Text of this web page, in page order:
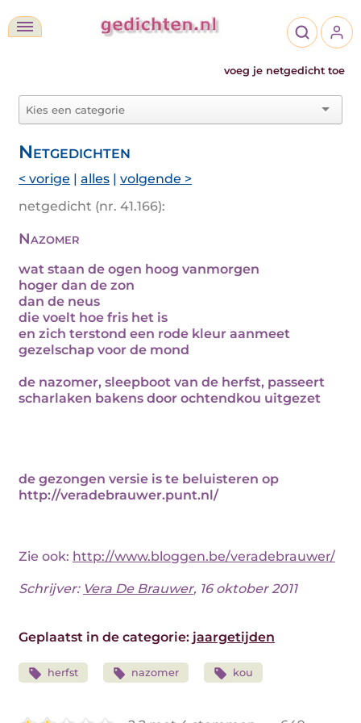
voeg je netgedicht toe
Netgedichten
< vorige | alles | volgende >
netgedicht (nr. 41.166):
Nazomer
wat staan de ogen hoog vanmorgen
hoger dan de zon
dan de neus
die voelt hoe fris het is
en zich terstond een rode kleur aanmeet
gezelschap voor de mond
de nazomer, sleepboot van de herfst, passeert
scharlaken bakens door ochtendkou uitgezet
de gezongen versie is te beluisteren op
http://veradebrauwer.punt.nl/
Zie ook: http://www.bloggen.be/veradebrauwer/
Schrijver: Vera De Brauwer, 16 oktober 2011
Geplaatst in de categorie: jaargetijden
herfst nazomer kou